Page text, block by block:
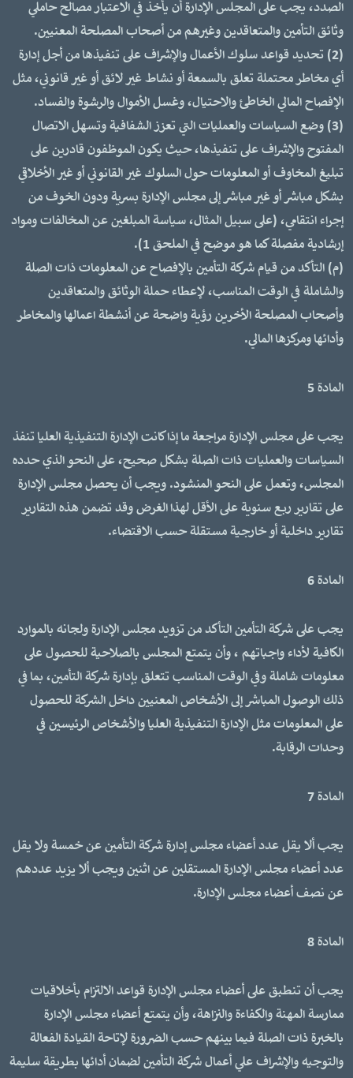
الصدد، يجب على المجلس الإدارة أن يأخذ في الاعتبار مصالح حاملي
وثائق التأمين والمتعاقدين وغيرهم من أصحاب المصلحة المعنيين.
(2) تحديد قواعد سلوك الأعمال والإشراف على تنفيذها من أجل إدارة
أي مخاطر محتملة تعلق بالسمعة أو نشاط غير لائق أو غير قانوني، مثل
الإفصاح المالي الخاطئ والاحتيال، وغسل الأموال والرشوة والفساد.
(3) وضع السياسات والعمليات التي تعزز الشفافية وتسهل الاتصال
المفتوح والإشراف على تنفيذها، حيث يكون الموظفون قادرين على
تبليغ المخاوف أو المعلومات حول السلوك غير القانوني أو غير الأخلاقي
بشكل مباشر أو غير مباشر إلى مجلس الإدارة بسرية ودون الخوف من
إجراء انتقامي، (على سبيل المثال، سياسة المبلغين عن المخالفات ومواد
إرشادية مفصلة كما هو موضح في الملحق 1).
(م) التأكد من قيام شركة التأمين بالإفصاح عن المعلومات ذات الصلة
والشاملة في الوقت المناسب، لإعطاء حملة الوثائق والمتعاقدين
وأصحاب المصلحة الأخرين رؤية واضحة عن أنشطة اعمالها والمخاطر
وأدائها ومركزها المالي.
المادة 5
يجب على مجلس الإدارة مراجعة ما إذا كانت الإدارة التنفيذية العليا تنفذ
السياسات والعمليات ذات الصلة بشكل صحيح، على النحو الذي حدده
المجلس، وتعمل على النحو المنشود. ويجب أن يحصل مجلس الإدارة
على تقارير ربع سنوية على الأقل لهذا الغرض وقد تضمن هذه التقارير
تقارير داخلية أو خارجية مستقلة حسب الاقتضاء.
المادة 6
يجب على شركة التأمين التأكد من تزويد مجلس الإدارة ولجانه بالموارد
الكافية لأداء واجباتهم ، وأن يتمتع المجلس بالصلاحية للحصول على
معلومات شاملة وفي الوقت المناسب تتعلق بإدارة شركة التأمين، بما في
ذلك الوصول المباشر إلى الأشخاص المعنيين داخل الشركة للحصول
على المعلومات مثل الإدارة التنفيذية العليا والأشخاص الرئيسين في
وحدات الرقابة.
المادة 7
يجب ألا يقل عدد أعضاء مجلس إدارة شركة التأمين عن خمسة ولا يقل
عدد أعضاء مجلس الإدارة المستقلين عن اثنين ويجب ألا يزيد عددهم
عن نصف أعضاء مجلس الإدارة.
المادة 8
يجب أن تنطبق على أعضاء مجلس الإدارة قواعد الالتزام بأخلاقيات
ممارسة المهنة والكفاءة والنزاهة، وأن يتمتع أعضاء مجلس الإدارة
بالخبرة ذات الصلة فيما بينهم حسب الضرورة لإتاحة القيادة الفعالة
والتوجيه والإشراف علي أعمال شركة التأمين لضمان أدائها بطريقة سليمة